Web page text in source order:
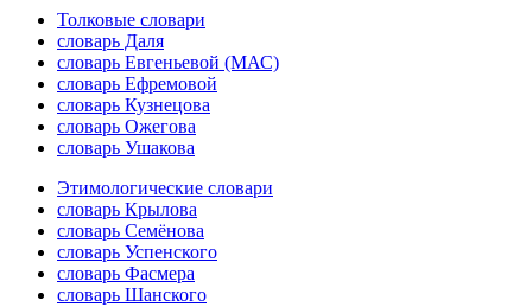
Толковые словари
словарь Даля
словарь Евгеньевой (МАС)
словарь Ефремовой
словарь Кузнецова
словарь Ожегова
словарь Ушакова
Этимологические словари
словарь Крылова
словарь Семёнова
словарь Успенского
словарь Фасмера
словарь Шанского